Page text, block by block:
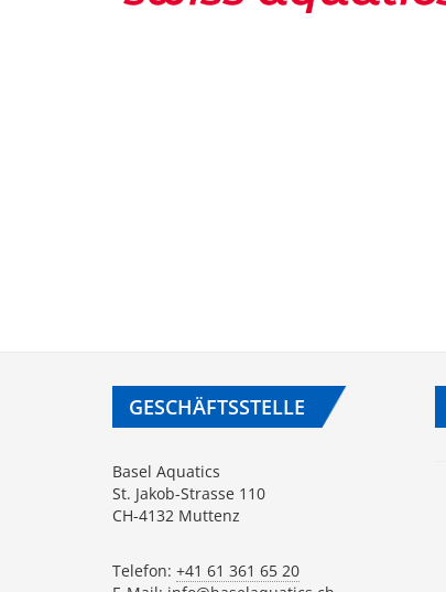
GESCHÄFTSSTELLE
Basel Aquatics
St. Jakob-Strasse 110
CH-4132 Muttenz
Telefon: +41 61 361 65 20